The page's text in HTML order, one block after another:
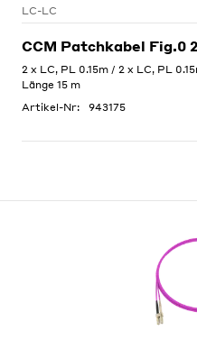
LC-LC
CCM Patchkabel Fig.0
2 x LC, PL 0.15m / 2 x LC, PL
Länge 15 m
Artikel-Nr:
943175